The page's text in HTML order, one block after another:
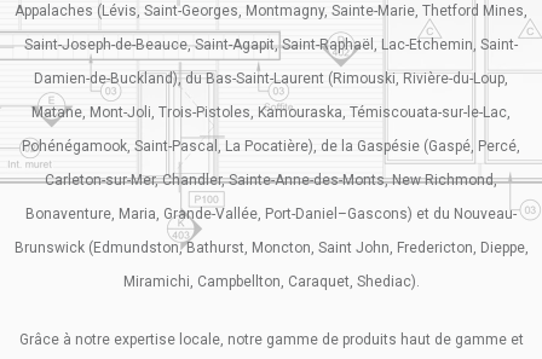
Appalaches (Lévis, Saint-Georges, Montmagny, Sainte-Marie, Thetford Mines,
Saint-Joseph-de-Beauce, Saint-Agapit, Saint-Raphaël, Lac-Etchemin, Saint-
Damien-de-Buckland), du Bas-Saint-Laurent (Rimouski, Rivière-du-Loup,
Matane, Mont-Joli, Trois-Pistoles, Kamouraska, Témiscouata-sur-le-Lac,
Pohénégamook, Saint-Pascal, La Pocatière), de la Gaspésie (Gaspé, Percé,
Carleton-sur-Mer, Chandler, Sainte-Anne-des-Monts, New Richmond,
Bonaventure, Maria, Grande-Vallée, Port-Daniel–Gascons) et du Nouveau-
Brunswick (Edmundston, Bathurst, Moncton, Saint John, Fredericton, Dieppe,
Miramichi, Campbellton, Caraquet, Shediac).
Grâce à notre expertise locale, notre gamme de produits haut de gamme et